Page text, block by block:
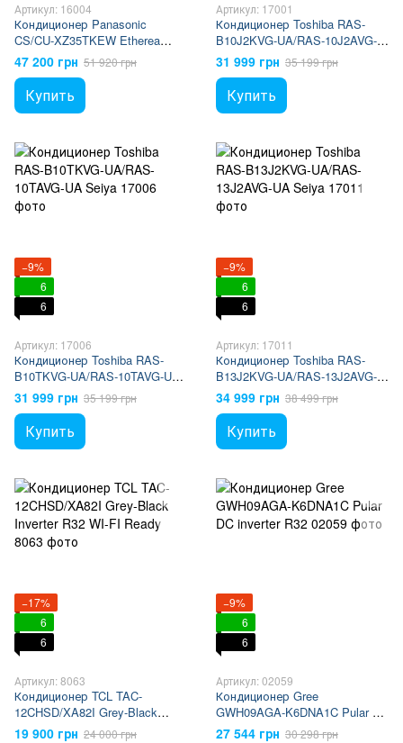
Артикул: 16004
Кондиционер Panasonic
CS/CU-XZ35TKEW Etherea
Silver
47 200 грн 51 920 грн
Купить
Артикул: 17001
Кондиционер Toshiba RAS-
B10J2KVG-UA/RAS-10J2AVG-
UA Seiya
31 999 грн 35 199 грн
Купить
−9%
6
6
Артикул: 17006
Кондиционер Toshiba RAS-
B10TKVG-UA/RAS-10TAVG-UA
Seiya
31 999 грн 35 199 грн
Купить
−9%
6
6
Артикул: 17011
Кондиционер Toshiba RAS-
B13J2KVG-UA/RAS-13J2AVG-
UA Seiya
34 999 грн 38 499 грн
Купить
−17%
6
6
Артикул: 8063
Кондиционер TCL TAC-
12CHSD/XA82I Grey-Black
Inverter R32 WI-FI Ready
19 900 грн 24 000 грн
−9%
6
6
Артикул: 02059
Кондиционер Gree
GWH09AGA-K6DNA1C Pular DC
inverter R32
27 544 грн 30 298 грн